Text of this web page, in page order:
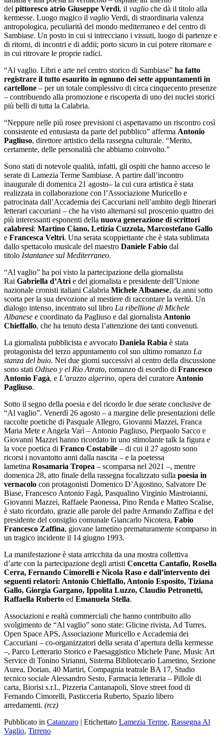
del pittoresco atrio Giuseppe Verdi, il vaglio che dà il titolo alla
kermesse. Luogo magico il vaglio Verdi, di straordinaria valenza
antropologica, peculiarità del mondo mediterraneo e del centro di
Sambiase. Un posto in cui si intrecciano i vissuti, luogo di partenze e
di ritorni, di incontri e di addii; porto sicuro in cui potere ritornare e
in cui ritrovare le proprie radici.
“Al vaglio. Libri e arte nel centro storico di Sambiase” ha fatto
registrare il tutto esaurito in ognuno dei sette appuntamenti in
cartellone – per un totale complessivo di circa cinquecento presenze
– contribuendo alla promozione e riscoperta di uno dei nuclei storici
più belli di tutta la Calabria.
“Neppure nelle più rosee previsioni ci aspettavamo un riscontro così
consistente ed entusiasta da parte del pubblico” afferma Antonio
Pagliuso, direttore artistico della rassegna culturale. “Merito,
certamente, delle personalità che abbiamo coinvolto.”
Sono stati di notevole qualità, infatti, gli ospiti che hanno acceso le
serate di Lamezia Terme Sambiase. A partire dall’incontro
inaugurale di domenica 21 agosto– la cui cura artistica è stata
realizzata in collaborazione con l’Associazione Muricello e
patrocinata dall’Accademia dei Caccuriani nell’ambito degli Itinerari
letterari caccuriani – che ha visto alternarsi sul proscenio quattro dei
più interessanti esponenti della nuova generazione di scrittori
calabresi: Martino Ciano, Letizia Cuzzola, Marcostefano Gallo
e Francesca Veltri. Una serata scoppiettante che è stata sublimata
dallo spettacolo musicale del maestro Daniele Fabio dal
titolo Istantanee sul Mediterraneo.
“Al vaglio” ha poi visto la partecipazione della giornalista
Rai Gabriella d’Atrie del giornalista e presidente dell’Unione
nazionale cronisti italiani Calabria Michele Albanese, da anni sotto
scorta per la sua devozione al mestiere di raccontare la verità. Un
dialogo intenso, incentrato sul libro La ribellione di Michele
Albanese e coordinato da Pagliuso e dal giornalistaAntonio
Chieffallo, che ha tenuto desta l’attenzione dei tanti convenuti.
La giornalista pubblicista e avvocato Daniela Rabia è stata
protagonista del terzo appuntamento col suo ultimo romanzo La
stanza del buio. Nei due giorni successivi al centro della discussione
sono stati Odiseo y el Rio Atrato, romanzo di esordio di Francesco
Antonio Fagà, e L’arazzo algerino, opera del curatore Antonio
Pagliuso.
Sotto il segno della poesia e del ricordo le due serate conclusive de
“Al vaglio”. Venerdì 26 agosto – a margine delle presentazioni delle
raccolte poetiche di Pasquale Allegro, Giovanni Mazzei, Franca
Maria Mete e Angela Varì – Antonio Pagliuso, Pierpaolo Sacco e
Giovanni Mazzei hanno ricordato in uno stimolante talk la figura e
la voce poetica di Franco Costabile – di cui il 27 agosto sono
ricorsi i novantotto anni dalla nascita – e la poetessa
lametina Rosamaria Tropea – scomparsa nel 2021 –, mentre
domenica 28, atto finale della rassegna focalizzato sulla poesia in
vernacolo con protagonisti Domenico D’Agostino, Salvatore De
Biase, Francesco Antonio Fagà, Pasqualino Virginio Mastroianni,
Giovanni Mazzei, Raffaele Paonessa, Pino Renda e Matteo Scalise,
è stato ricordato, grazie alle parole del padre Armando Zaffina e del
presidente del consiglio comunale Giancarlo Nicotera, Fabio
Francesco Zaffina, giovane lametino prematuramente scomparso in
un tragico incidente il 14 giugno 1993.
La manifestazione è stata arricchita da una mostra collettiva
d’arte con la partecipazione degli artisti Concetta Cantafio, Rosella
Cerra, Fernando Cimorelli e Nicola Raso e dall’intervento dei
seguenti relatori: Antonio Chieffallo, Antonio Esposito, Tiziana
Gallo, Giorgia Gargano, Ippolita Luzzo, Claudio Petronetti,
Raffaella Ruberto ed Emanuela Stella.
Associazioni e realtà commerciali che hanno contribuito allo
svolgimento de “Al vaglio” sono state: Glicine rivista, Ad Turres,
Open Space APS, Associazione Muricello e Accademia dei
Caccuriani – co-organizzatori della serata d’apertura della kermesse
–, Parco Letterario Storico e Paesaggistico Michele Pane, Music Art
Service di Tonino Sirianni, Sistema Bibliotecario Lametino, Sezione
Aurea, Dorian, 40 Martiri, Compagnia teatrale BA 17, Studio
tecnico sociale Alessandro Sesto, Farmacia letteraria – Pillole di
carta, Biorisi s.r.l., Pizzeria Cantanapoli, Slove street food di
Fernando Cimorelli, Pasticceria Ruberto, Spazio libero
arredamenti. (rcz)
Pubblicato in Catanzaro | Etichettato Lamezia Terme, Rassegna Al
Vaglio, Tirreno